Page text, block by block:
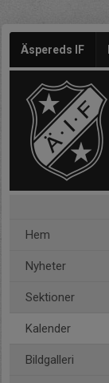
Äspereds IF
Hem
Nyheter
Sektioner
Kalender
Bildgalleri